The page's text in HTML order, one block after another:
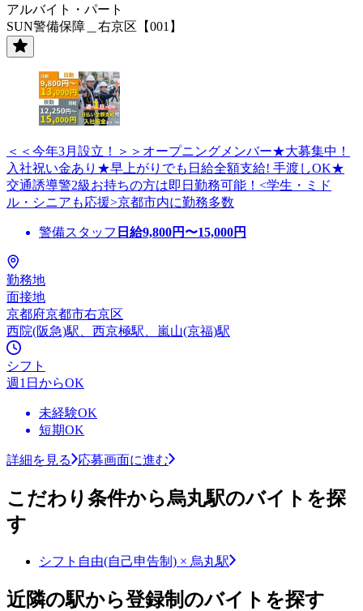
アルバイト・パート
SUN警備保障＿右京区【001】
＜＜今年3月設立！＞＞オープニングメンバー★大募集中！
入社祝い金あり★早上がりでも日給全額支給! 手渡しOK★
交通誘導警2級お持ちの方は即日勤務可能！<学生・ミド
ル・シニアも応援>京都市内に勤務多数
警備スタッフ 日給9,800円〜15,000円
勤務地
面接地
京都府京都市右京区
西院(阪急)駅、西京極駅、嵐山(京福)駅
シフト
週1日からOK
未経験OK
短期OK
詳細を見る 応募画面に進む
こだわり条件から烏丸駅のバイトを探
す
シフト自由(自己申告制) × 烏丸駅
近隣の駅から登録制のバイトを探す